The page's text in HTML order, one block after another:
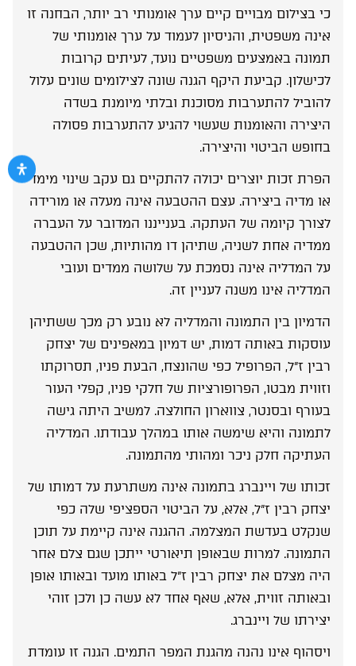
כי בצילום מבויים קיים ערך אומנותי רב יותר, הבחנה זו
אינה משפטית, והניסיון לעמוד על ערך אומנותי של
תמונה באמצעים משפטיים נועד, לעיתים קרובות
לכישלון. קביעת היקף הגנה שונה לצילומים שונים עלול
להוביל להתערבות מסוכנת ובלתי מיומנת בשדה
היצירה והאומנות שעשוי להגיע להתערבות פסולה
בחופש הביטוי והיצירה.
הפרת זכות יוצרים יכולה להתקיים גם עקב שינוי מימד
או מדיה ביצירה. עצם ההטבעה אינה מעלה או מורידה
לצורך קיומה של העתקה. בענייננו המדובר על העברה
ממדיה אחת לשניה, שתיהן דו מהותיות, שכן ההטבעה
על המדליה אינה נסמכת על שלושה ממדים ועובי
המדליה אינו משנה לעניין זה.
הדמיון בין התמונה והמדליה לא נובע רק מכך ששתיהן
עוסקות באותה דמות, יש דמיון במאפינים של יצחק
רבין ז”ל, הפרופיל כפי שהונצח, הבעת פניו, תסרוקתו
וזווית מבטו, הפרופורציות של חלקי פניו, קפלי העור
בעורף ובסנטר, צווארון החולצה. למשיב היתה גישה
לתמונה והיא שימשה אותו במהלך עבודתו. המדליה
העתיקה חלק ניכר ומהותי מהתמונה.
זכותו של ויינברג בתמונה אינה משתרעת על דמותו של
יצחק רבין ז”ל, אלא, על הביטוי הספציפי שלה כפי
שנקלט בעדשת המצלמה. ההגנה אינה קיימת על תוכן
התמונה. למרות שבאופן תיאורטי ייתכן שגם צלם אחר
היה מצלם את יצחק רבין ז”ל באותו מועד ובאותו אופן
ובאותה זווית, אלא, שאף אחד לא עשה כן ולכן זוהי
יצירתו של ויינברג.
ויסהוף אינו נהנה מהגנת המפר התמים. הגנה זו עומדת